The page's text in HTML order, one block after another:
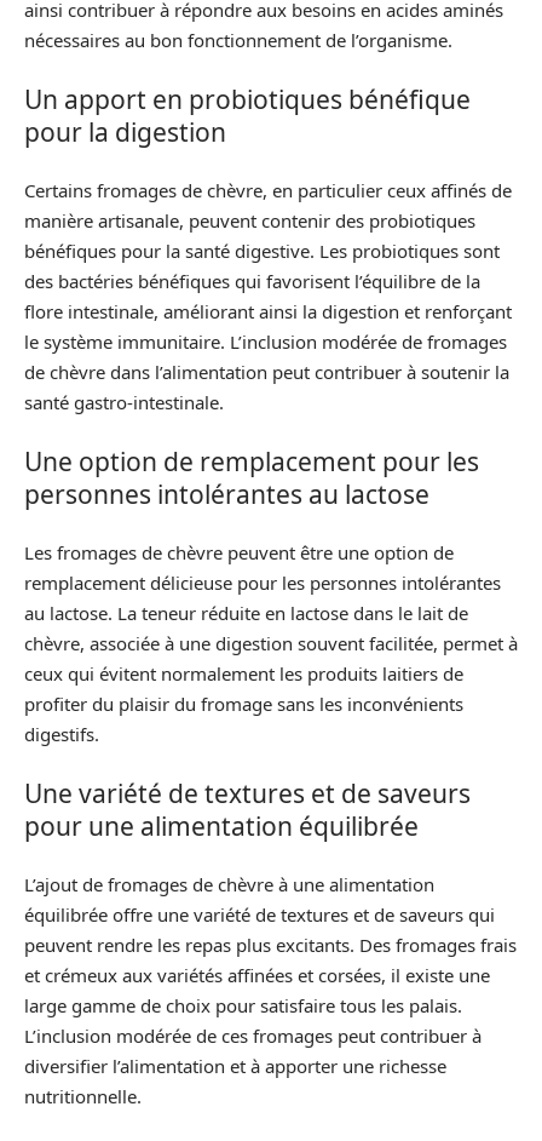
ainsi contribuer à répondre aux besoins en acides aminés
nécessaires au bon fonctionnement de l’organisme.
Un apport en probiotiques bénéfique
pour la digestion
Certains fromages de chèvre, en particulier ceux affinés de
manière artisanale, peuvent contenir des probiotiques
bénéfiques pour la santé digestive. Les probiotiques sont
des bactéries bénéfiques qui favorisent l’équilibre de la
flore intestinale, améliorant ainsi la digestion et renforçant
le système immunitaire. L’inclusion modérée de fromages
de chèvre dans l’alimentation peut contribuer à soutenir la
santé gastro-intestinale.
Une option de remplacement pour les
personnes intolérantes au lactose
Les fromages de chèvre peuvent être une option de
remplacement délicieuse pour les personnes intolérantes
au lactose. La teneur réduite en lactose dans le lait de
chèvre, associée à une digestion souvent facilitée, permet à
ceux qui évitent normalement les produits laitiers de
profiter du plaisir du fromage sans les inconvénients
digestifs.
Une variété de textures et de saveurs
pour une alimentation équilibrée
L’ajout de fromages de chèvre à une alimentation
équilibrée offre une variété de textures et de saveurs qui
peuvent rendre les repas plus excitants. Des fromages frais
et crémeux aux variétés affinées et corsées, il existe une
large gamme de choix pour satisfaire tous les palais.
L’inclusion modérée de ces fromages peut contribuer à
diversifier l’alimentation et à apporter une richesse
nutritionnelle.